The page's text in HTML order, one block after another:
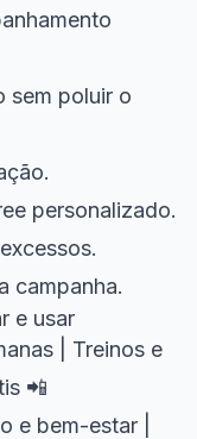
sem poluir o
personalizado.
campanha.
e usar
| Treinos e
📲
e bem-estar |